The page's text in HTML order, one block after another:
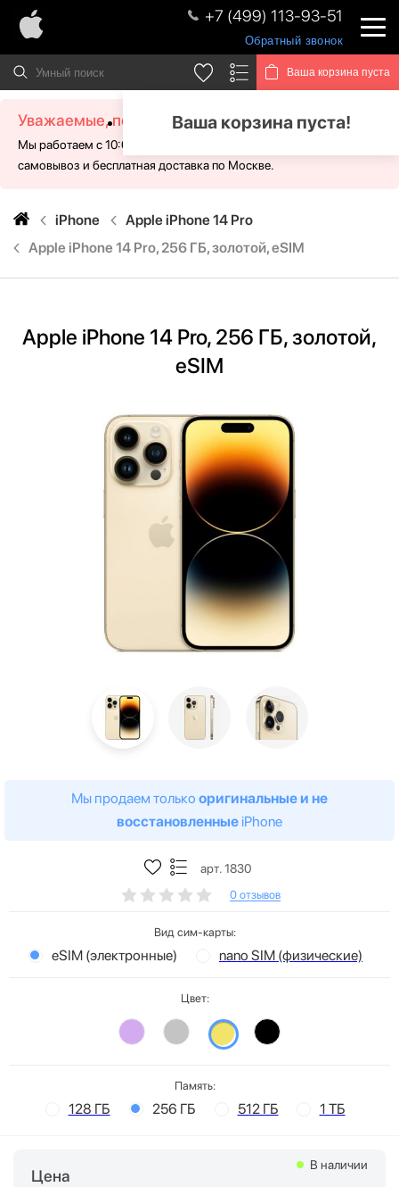
+7 (499) 113-93-51
Обратный звонок
Ваша корзина пуста
Ваша корзина пуста!
Уважаемые, посетители!
Мы работаем с 10:00 - 21:00 без выходных. Для Вас доступен
самовывоз и бесплатная доставка по Москве.
iPhone
Apple iPhone 14 Pro
Apple iPhone 14 Pro, 256 ГБ, золотой, eSIM
Apple iPhone 14 Pro, 256 ГБ, золотой,
eSIM
Мы продаем только оригинальные и не
восстановленные iPhone
арт. 1830
0 отзывов
Вид сим-карты:
eSIM (электронные) nano SIM (физические)
Цвет:
Память:
128 ГБ 256 ГБ 512 ГБ 1 ТБ
Цена
В наличии